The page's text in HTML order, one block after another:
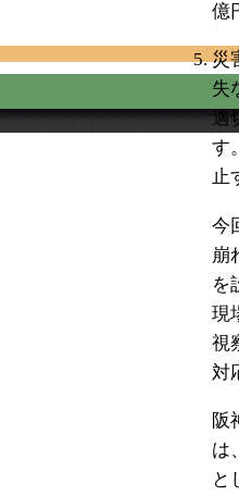
億
災
失
適
す
止
今
崩
を
現
視
対
阪
は
と